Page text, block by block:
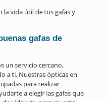
la vida útil de tus gafas y
gafas de
un servicio cercano,
a ti. Nuestras ópticas en
para realizar
a elegir las gafas que